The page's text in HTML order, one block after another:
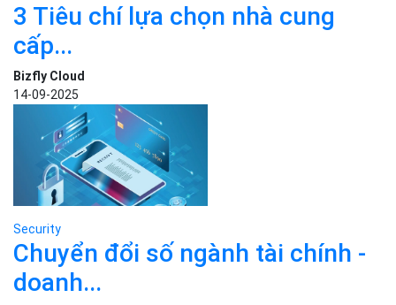
3 Tiêu chí lựa chọn nhà cung
cấp...
Bizfly Cloud
14-09-2025
Security
Chuyển đổi số ngành tài chính -
doanh...